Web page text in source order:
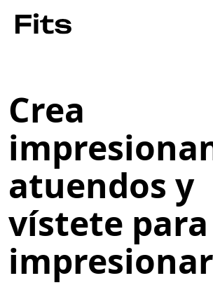
Crea
atuendos y
vístete para
impresionar